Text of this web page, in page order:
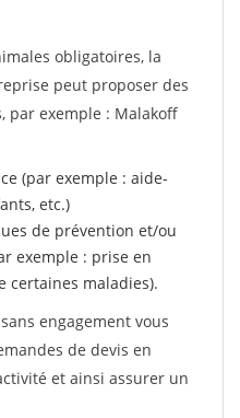
obligatoires, la
peut proposer des
par exemple : Malakoff
(par exemple : aide-
etc.)
de prévention et/ou
exemple : prise en
certaines maladies).
engagement vous
de devis en
et ainsi assurer un